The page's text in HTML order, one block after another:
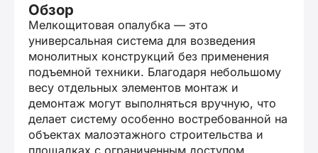
Обзор
Мелкощитовая опалубка — это
универсальная система для возведения
монолитных конструкций без применения
подъемной техники. Благодаря небольшому
весу отдельных элементов монтаж и
демонтаж могут выполняться вручную, что
делает систему особенно востребованной на
объектах малоэтажного строительства и